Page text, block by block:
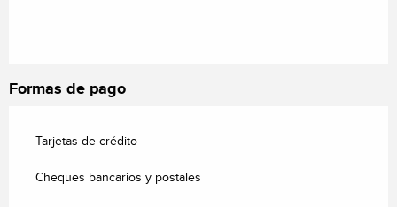
Formas de pago
Tarjetas de crédito
Cheques bancarios y postales